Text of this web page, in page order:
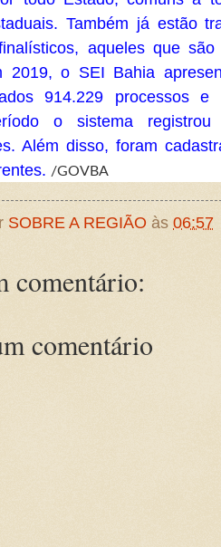
Também já estão
aqueles que
2019, o SEI Bahia
914.229 processos e
o sistema
Além disso, foram
/GOVBA
SOBRE A REGIÃO às 06:57
comentário:
comentário